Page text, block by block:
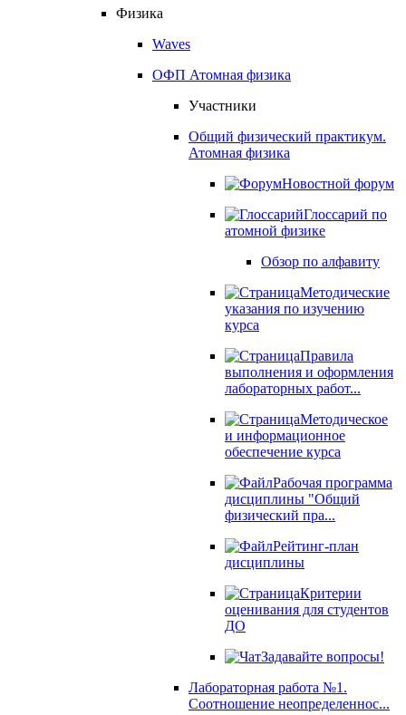
Физика
Waves
ОФП Атомная физика
Участники
Общий физический практикум.
Атомная физика
Новостной форум
Глоссарий по
атомной физике
Обзор по алфавиту
Методические
указания по изучению
курса
Правила
выполнения и оформления
лабораторных работ...
Методическое
и информационное
обеспечение курса
Рабочая программа
дисциплины "Общий
физический пра...
Рейтинг-план
дисциплины
Критерии
оценивания для студентов
ДО
Задавайте вопросы!
Лабораторная работа №1.
Соотношение неопределеннос...